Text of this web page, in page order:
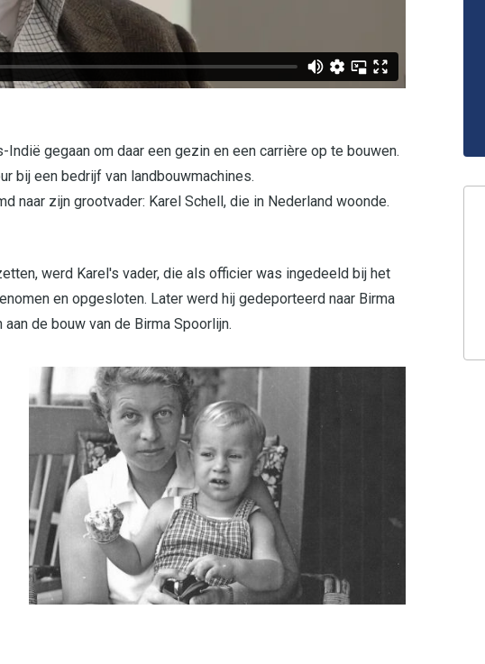
gegaan om daar een gezin en een carrière op te bouwen.
bij een bedrijf van landbouwmachines.
naar zijn grootvader: Karel Schell, die in Nederland woonde.
werd Karel's vader, die als officier was ingedeeld bij het
en opgesloten. Later werd hij gedeporteerd naar Birma
de bouw van de Birma Spoorlijn.